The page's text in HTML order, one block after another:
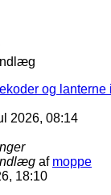
og lanterne
2026, 08:14
af moppe
18:10